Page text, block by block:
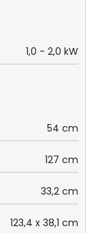
1,0 - 2,0 kW
54 cm
127 cm
33,2 cm
123,4 x 38,1 cm